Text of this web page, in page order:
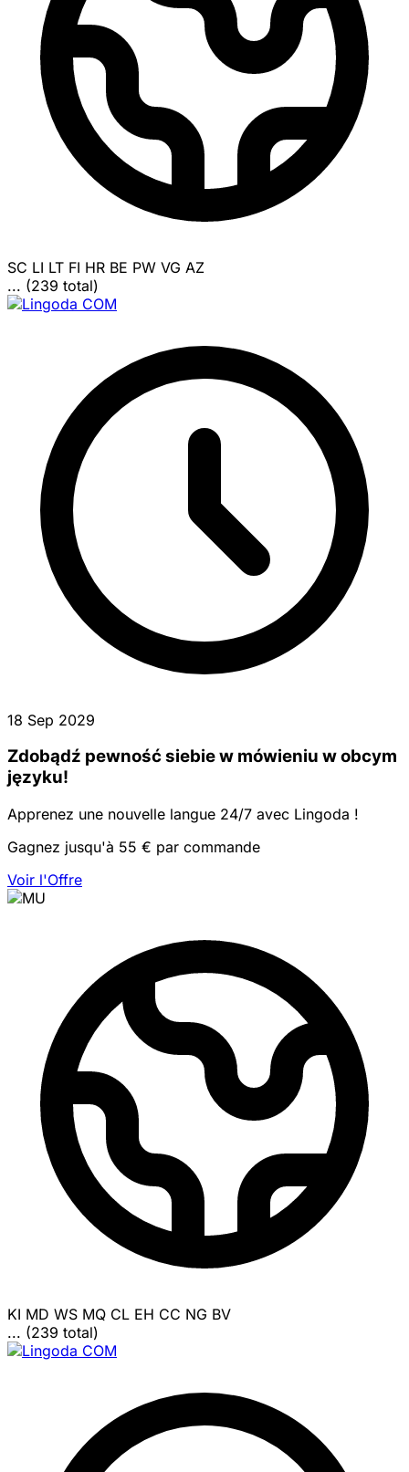
SC LI LT FI HR BE PW VG AZ
... (239 total)
18 Sep 2029
Zdobądź pewność siebie w mówieniu w obcym
języku!
Apprenez une nouvelle langue 24/7 avec Lingoda !
Gagnez jusqu'à 55 € par commande
Voir l'Offre
KI MD WS MQ CL EH CC NG BV
... (239 total)